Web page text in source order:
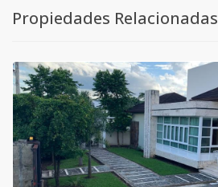
Propiedades Relacionadas